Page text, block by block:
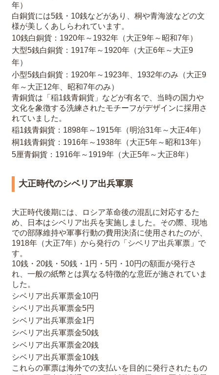
年）
白銅貨には5銭・10銭などがあり、桐や青海波などの文
様が美しくあしらわれています。
10銭白銅貨：1920年～1932年（大正9年～昭和7年）
大型5銭白銅貨：1917年～1920年（大正6年～大正9
年）
小型5銭白銅貨：1920年～1923年、1932年のみ（大正9
年～大正12年、昭和7年のみ）
青銅貨は「稲1銭青銅貨」などが有名で、当時の国力や
文化を象徴する洗練されたモチーフがデザインに採用さ
れていました。
稲1銭青銅貨：1898年～1915年（明治31年～大正4年）
桐1銭青銅貨：1916年～1938年（大正5年～昭和13年）
5厘青銅貨：1916年～1919年（大正5年～大正8年）
大正時代のシベリア出兵軍票
大正時代後期には、ロシア革命後の混乱に対応するた
め、日本はシベリア出兵を実施しました。その際、現地
での部隊維持や軍事行動の費用決済に使用されたのが、
1918年（大正7年）から発行の「シベリア出兵軍票」で
す。
10銭・20銭・50銭・1円・5円・10円の額面が発行さ
れ、一般の紙幣とは異なる特徴的な意匠が施されていま
した。
シベリア出兵軍票金10円
シベリア出兵軍票金5円
シベリア出兵軍票金1円
シベリア出兵軍票金50銭
シベリア出兵軍票金20銭
シベリア出兵軍票金10銭
これらの軍票は海外での支払いを目的に発行されたもの